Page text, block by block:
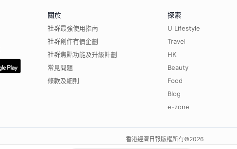
關於
社群最強使用指南
社群創作有價企劃
社群焦點功能及升級計劃
常見問題
條款及細則
探索
U Lifestyle
Travel
HK
Beauty
Food
Blog
e-zone
香港經濟日報版權所有©2026